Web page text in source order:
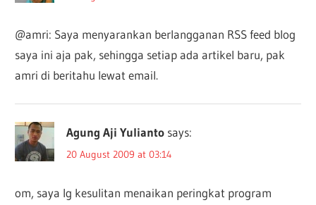
@amri: Saya menyarankan berlangganan RSS feed blog
saya ini aja pak, sehingga setiap ada artikel baru, pak
amri di beritahu lewat email.
Agung Aji Yulianto says:
20 August 2009 at 03:14
om, saya lg kesulitan menaikan peringkat program